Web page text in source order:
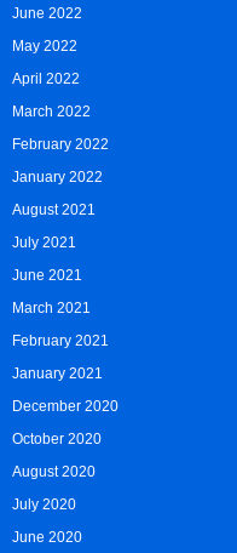
June 2022
May 2022
April 2022
March 2022
February 2022
January 2022
August 2021
July 2021
June 2021
March 2021
February 2021
January 2021
December 2020
October 2020
August 2020
July 2020
June 2020